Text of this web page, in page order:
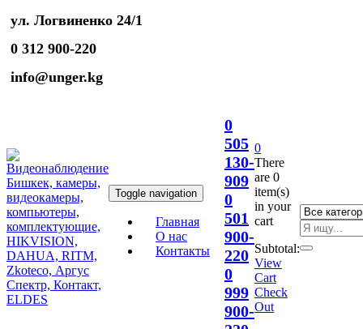
ул. Логвиненко 24/1
0 312 900-220
info@unger.kg
Toggle navigation
Главная
О нас
Контакты
0
505
130-
909
0
501
900-
220
0
999
900-
0
There
are 0
item(s)
in your
cart
Subtotal:
View
Cart
Check
Out